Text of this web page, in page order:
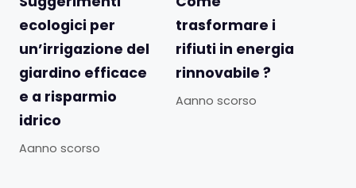
ecologici per
un’irrigazione del
giardino efficace
e a risparmio
idrico
Aanno scorso
trasformare i
rifiuti in energia
rinnovabile ?
Aanno scorso